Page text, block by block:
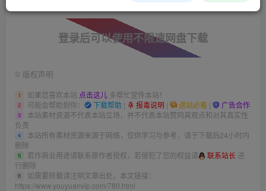
登录后可以使用不限速网盘下载
© 版权声明
1 如果您喜欢本站 点击这儿 多帮忙宣传本站！
2 可能会帮助到你： 下载帮助 | 报毒说明 | 进站必看 | 广告合作
3
本站素材资源不代表本站立场，并不代表本站赞同其观点和对其真实性
负责
4
本站所有素材资源来源于网络，仅供学习与参考，请于下载后24小时内
删除
5 若作商业用途请联系原作者授权，若侵犯了您的权益请 联系站长 进
行删除
6
如需要转载请注明文章出处，本文链接：
https://www.youyuanvip.com/780.html